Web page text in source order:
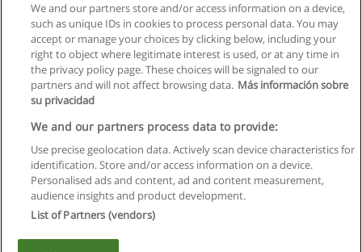
Правила пользования
Конфиденциальность информации
We and our partners store and/or access information on a device,
such as unique IDs in cookies to process personal data. You may
accept or manage your choices by clicking below, including your
right to object where legitimate interest is used, or at any time in
the privacy policy page. These choices will be signaled to our
partners and will not affect browsing data. Más información sobre
su privacidad
We and our partners process data to provide:
Use precise geolocation data. Actively scan device characteristics for
identification. Store and/or access information on a device.
Personalised ads and content, ad and content measurement,
audience insights and product development.
List of Partners (vendors)